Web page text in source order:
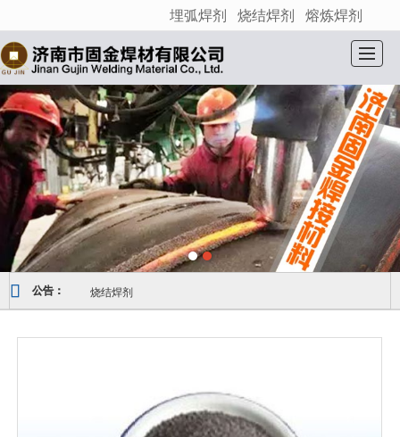
很遗憾，因您的浏览器版本过低导致无法获得最佳浏览体验，推荐下载安装谷歌浏览器！
埋弧焊剂 烧结焊剂 熔炼焊剂
网站首页 关于我们 产品展示 新闻动态
产品应用
荣誉资质
产品检测 联系我们
公告： 烧结焊剂